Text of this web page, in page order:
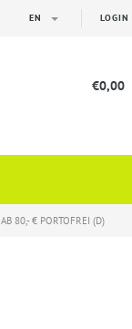
LOGIN
EN
€0,00
AB 80,- € PORTOFREI (D)